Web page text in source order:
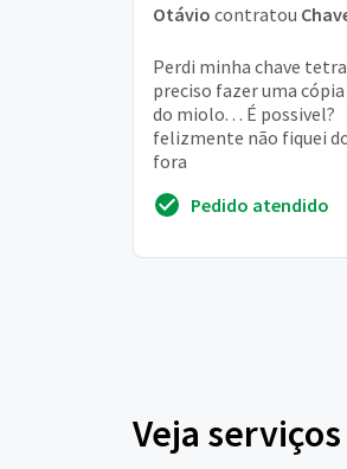
Otávio contratou
Perdi minha chave
preciso fazer uma
do miolo. . . É possivel?
felizmente não fiquei
fora
Pedido atendido
Veja